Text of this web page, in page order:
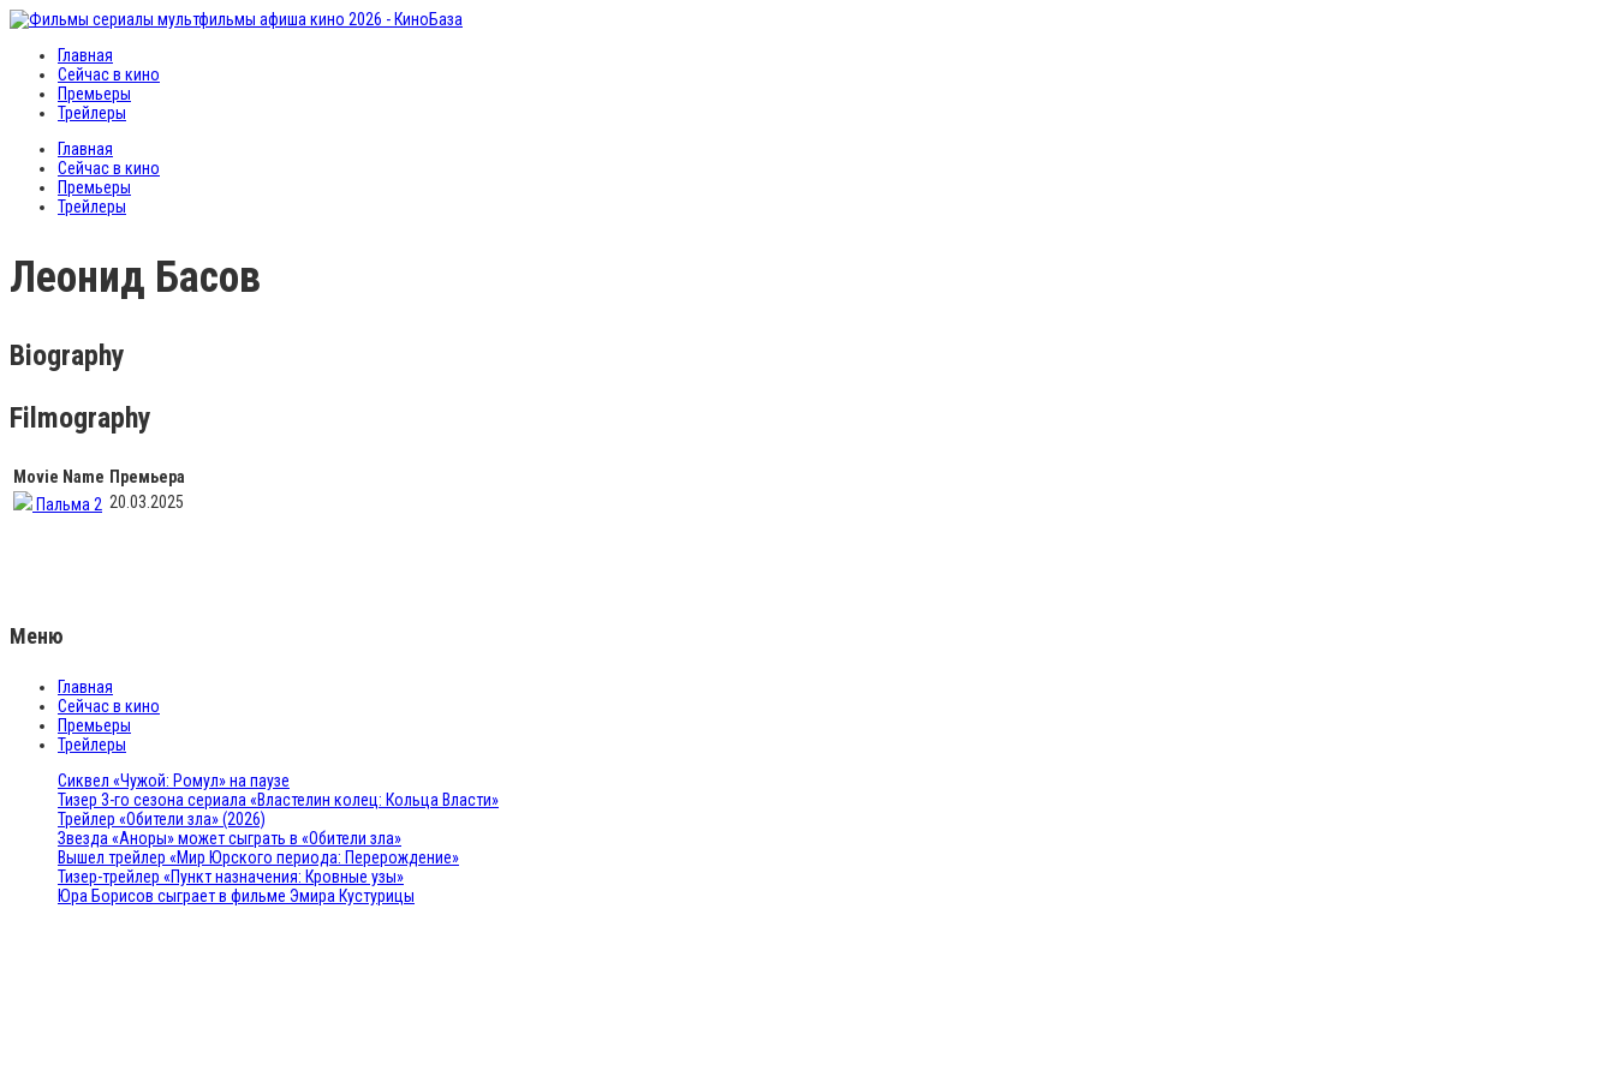
Главная
Сейчас в кино
Премьеры
Трейлеры
Главная
Сейчас в кино
Премьеры
Трейлеры
Леонид Басов
Biography
Filmography
Movie Name Премьера
Пальма 2 20.03.2025
Меню
Главная
Сейчас в кино
Премьеры
Трейлеры
Сиквел «Чужой: Ромул» на паузе
Тизер 3-го сезона сериала «Властелин колец: Кольца Власти»
Трейлер «Обители зла» (2026)
Звезда «Аноры» может сыграть в «Обители зла»
Вышел трейлер «Мир Юрского периода: Перерождение»
Тизер-трейлер «Пункт назначения: Кровные узы»
Юра Борисов сыграет в фильме Эмира Кустурицы